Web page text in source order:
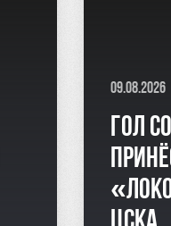
09.08.2026
ГОЛ